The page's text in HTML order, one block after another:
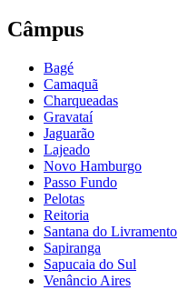
Câmpus
Bagé
Camaquã
Charqueadas
Gravataí
Jaguarão
Lajeado
Novo Hamburgo
Passo Fundo
Pelotas
Reitoria
Santana do Livramento
Sapiranga
Sapucaia do Sul
Venâncio Aires